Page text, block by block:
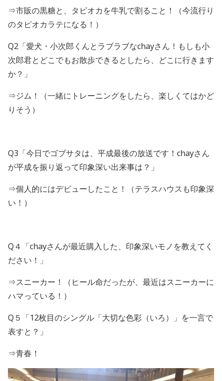
⇒市販の黒糖と、タピオカを牛乳で割ること！（今流行り
のタピオカラテになる！）
Q2「愛犬・小次郎くんとラブラブなchayさん！もしも小
次郎君とどこでもお散歩できるとしたら、どこに行きます
か？」
⇒ジム！（一緒にトレーニングをしたら、楽しくてはかど
りそう）
Q3「今日でゴブサタは、平成最後の放送です！chayさん
が平成を振り返って印象深い出来事は？」
⇒個人的にはデビューしたこと！（テラスハウスも印象深
い！）
Q４「chayさんが最近購入した、印象深いモノを教えてく
ださい！」
⇒スニーカー！（ヒール命だったが、最近はスニーカーに
ハマっている！）
Q５「12枚目のシングル「大切な色彩（いろ）」を一言で
表すと？」
⇒青春！